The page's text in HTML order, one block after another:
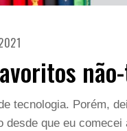
tecnologia. Porém,
desde que eu